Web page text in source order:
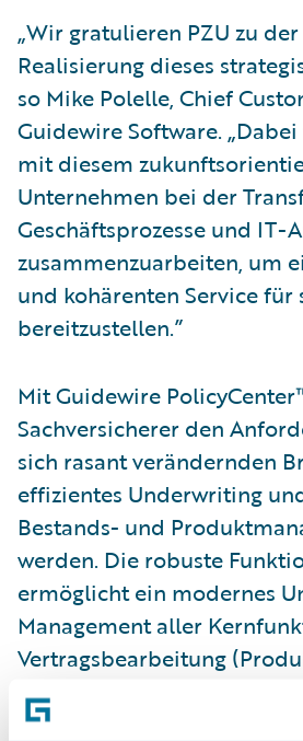
„Wir gratulieren PZU zu
Realisierung dieses
so Mike Polelle, Chief
Guidewire Software.
mit diesem
Unternehmen bei der
Geschäftsprozesse und IT-
zusammenzuarbeiten, um
und kohärenten Service für
bereitzustellen.”
Mit Guidewire
Sachversicherer den
sich rasant verändernden
effizientes Underwriting
Bestands- und
werden. Die robuste
ermöglicht ein modernes
Management aller
Vertragsbearbeitung
Underwriting, Angebot,
Nachtrag und